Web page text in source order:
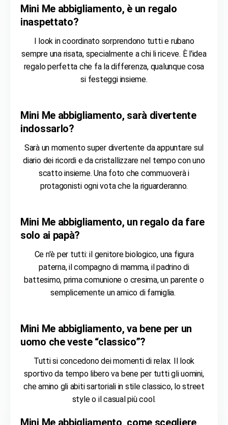
Mini Me abbigliamento, è un regalo
inaspettato?
I look in coordinato sorprendono tutti e rubano
sempre una risata, specialmente a chi li riceve. È l'idea
regalo perfetta che fa la differenza, qualunque cosa
si festeggi insieme.
Mini Me abbigliamento, sarà divertente
indossarlo?
Sarà un momento super divertente da appuntare sul
diario dei ricordi e da cristallizzare nel tempo con uno
scatto insieme. Una foto che commuoverà i
protagonisti ogni vota che la riguarderanno.
Mini Me abbigliamento, un regalo da fare
solo ai papà?
Ce n'è per tutti: il genitore biologico, una figura
paterna, il compagno di mamma, il padrino di
battesimo, prima comunione o cresima, un parente o
semplicemente un amico di famiglia.
Mini Me abbigliamento, va bene per un
uomo che veste “classico”?
Tutti si concedono dei momenti di relax. Il look
sportivo da tempo libero va bene per tutti gli uomini,
che amino gli abiti sartoriali in stile classico, lo street
style o il casual più cool.